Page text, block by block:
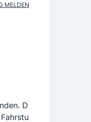
MELDEN
D